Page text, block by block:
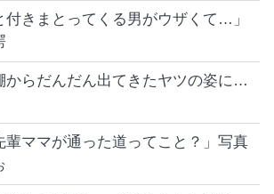
付きまとってくる男がウザくて…」
からだんだん出てきたヤツの姿に…
輩ママが通った道ってこと？」写真